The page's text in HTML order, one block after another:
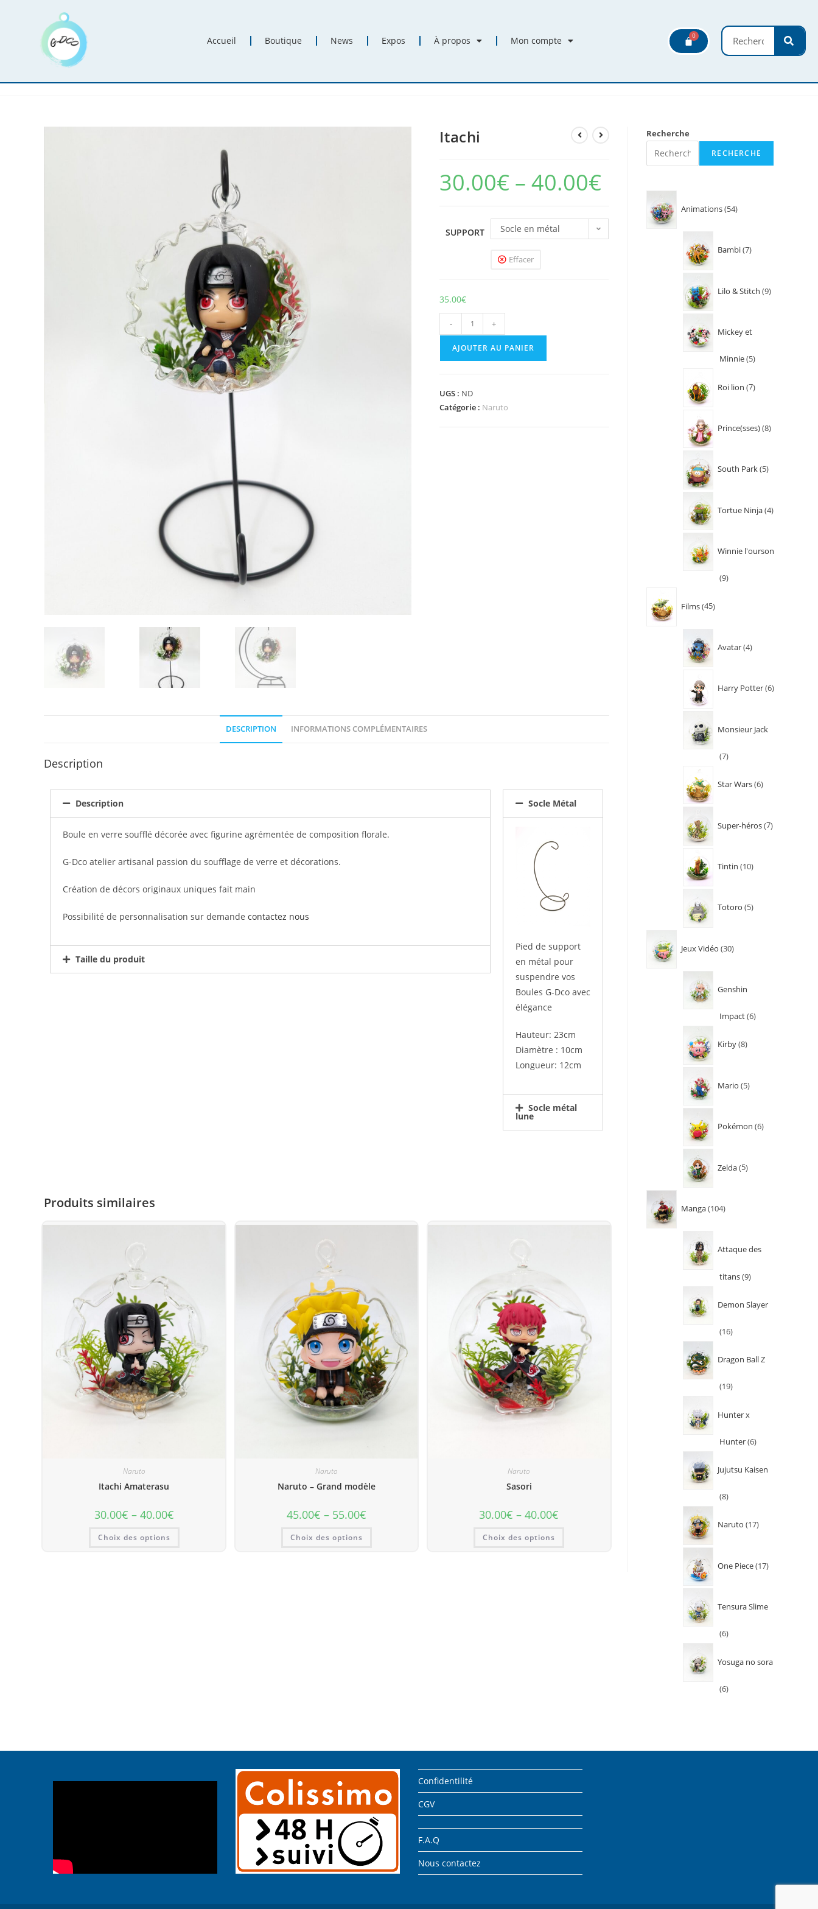
Accueil Boutique News Expos À propos Mon compte
Itachi
30.00€ –40.00€
SUPPORT Socle en métal
Effacer
35.00€
- +
AJOUTER AU PANIER
UGS : ND
Catégorie : Naruto
DESCRIPTION INFORMATIONS COMPLÉMENTAIRES
Description
Description
Boule en verre soufflé décorée avec figurine agrémentée de composition florale.
G-Dco atelier artisanal passion du soufflage de verre et décorations.
Création de décors originaux uniques fait main
Possibilité de personnalisation sur demande contactez nous
Taille du produit
Socle Métal
Pied de support
en métal pour
suspendre vos
Boules G-Dco avec
élégance
Hauteur: 23cm
Diamètre : 10cm
Longueur: 12cm
Socle métal
lune
Produits similaires
Naruto
Itachi Amaterasu
30.00€ – 40.00€
Choix des options
Naruto
Naruto – Grand modèle
45.00€ – 55.00€
Choix des options
Naruto
Sasori
30.00€ –40.00€
Choix des options
Recherche
RECHERCHE
Animations 54
Bambi 7
Lilo & Stitch 9
Mickey et
Minnie 5
Roi lion 7
Prince(sses) 8
South Park 5
Tortue Ninja 4
Winnie l'ourson
9
Films 45
Avatar 4
Harry Potter 6
Monsieur Jack
7
Star Wars 6
Super-héros 7
Tintin 10
Totoro 5
Jeux Vidéo 30
Genshin
Impact 6
Kirby 8
Mario 5
Pokémon 6
Zelda 5
Manga 104
Attaque des
titans 9
Demon Slayer
16
Dragon Ball Z
19
Hunter x
Hunter 6
Jujutsu Kaisen
8
Naruto 17
One Piece 17
Tensura Slime
6
Yosuga no sora
6
Confidentilité
CGV
F.A.Q
Nous contactez